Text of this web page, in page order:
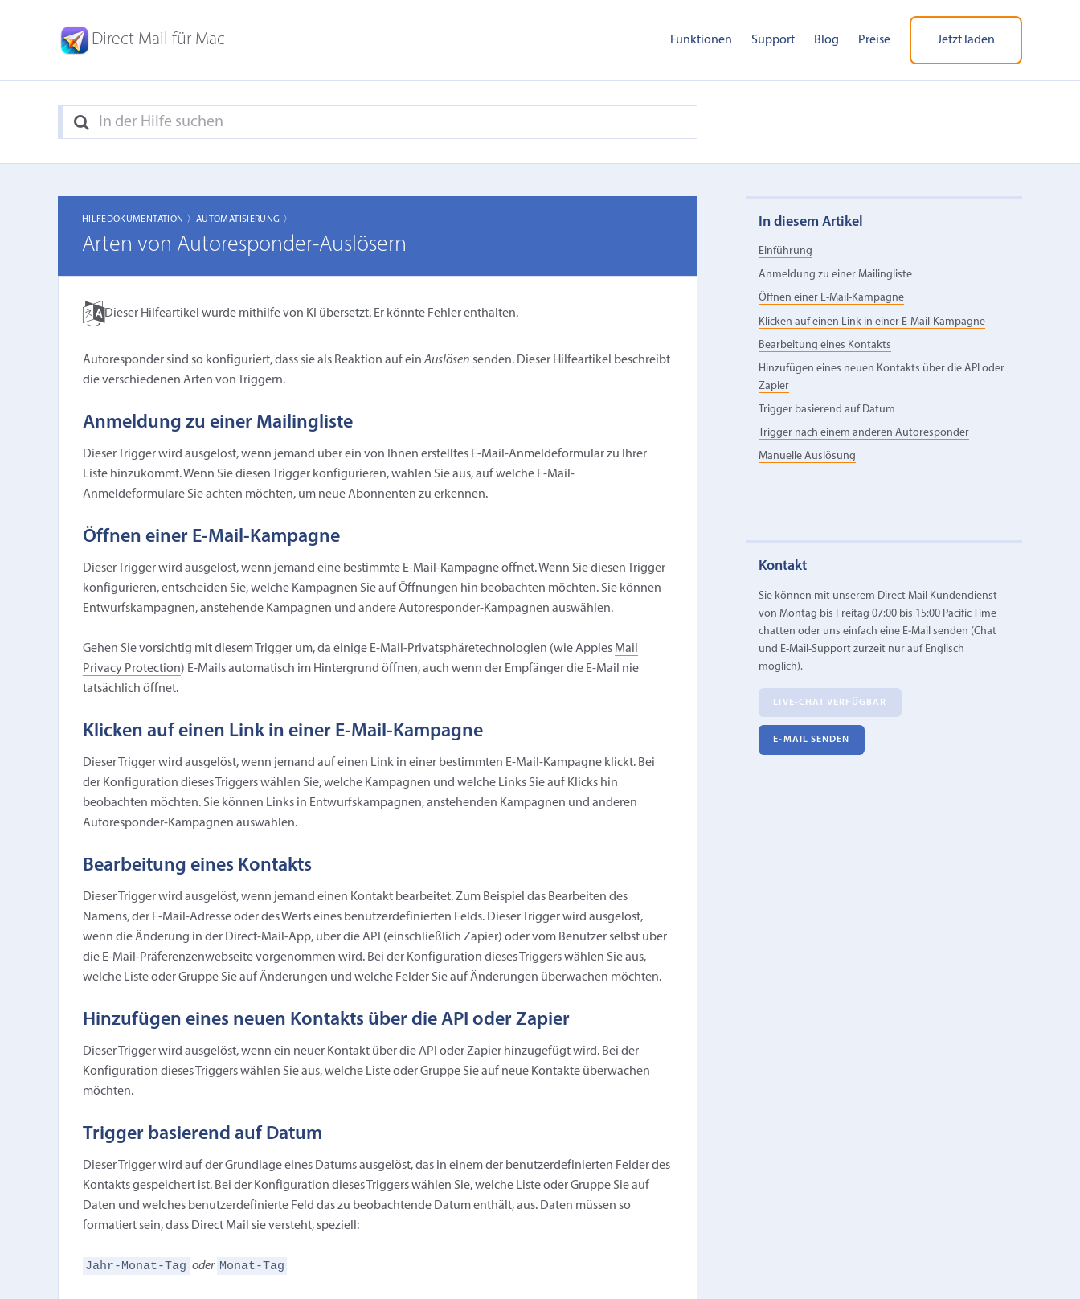
Direct Mail für Mac Funktionen Support Blog Preise Jetzt laden
HILFEDOKUMENTATION 〉AUTOMATISIERUNG 〉
Arten von Autoresponder-Auslösern
Dieser Hilfeartikel wurde mithilfe von KI übersetzt. Er könnte Fehler enthalten.
Autoresponder sind so konfiguriert, dass sie als Reaktion auf einAuslösen senden. Dieser Hilfeartikel beschreibt
die verschiedenen Arten von Triggern.
Anmeldung zu einer Mailingliste
Dieser Trigger wird ausgelöst, wenn jemand über ein von Ihnen erstelltes E-Mail-Anmeldeformular zu Ihrer
Liste hinzukommt. Wenn Sie diesen Trigger konfigurieren, wählen Sie aus, auf welche E-Mail-
Anmeldeformulare Sie achten möchten, um neue Abonnenten zu erkennen.
Öffnen einer E-Mail-Kampagne
Dieser Trigger wird ausgelöst, wenn jemand eine bestimmte E-Mail-Kampagne öffnet. Wenn Sie diesen Trigger
konfigurieren, entscheiden Sie, welche Kampagnen Sie auf Öffnungen hin beobachten möchten. Sie können
Entwurfskampagnen, anstehende Kampagnen und andere Autoresponder-Kampagnen auswählen.
Gehen Sie vorsichtig mit diesem Trigger um, da einige E-Mail-Privatsphäretechnologien (wie Apples Mail
Privacy Protection) E-Mails automatisch im Hintergrund öffnen, auch wenn der Empfänger die E-Mail nie
tatsächlich öffnet.
Klicken auf einen Link in einer E-Mail-Kampagne
Dieser Trigger wird ausgelöst, wenn jemand auf einen Link in einer bestimmten E-Mail-Kampagne klickt. Bei
der Konfiguration dieses Triggers wählen Sie, welche Kampagnen und welche Links Sie auf Klicks hin
beobachten möchten. Sie können Links in Entwurfskampagnen, anstehenden Kampagnen und anderen
Autoresponder-Kampagnen auswählen.
Bearbeitung eines Kontakts
Dieser Trigger wird ausgelöst, wenn jemand einen Kontakt bearbeitet. Zum Beispiel das Bearbeiten des
Namens, der E-Mail-Adresse oder des Werts eines benutzerdefinierten Felds. Dieser Trigger wird ausgelöst,
wenn die Änderung in der Direct-Mail-App, über die API (einschließlich Zapier) oder vom Benutzer selbst über
die E-Mail-Präferenzenwebseite vorgenommen wird. Bei der Konfiguration dieses Triggers wählen Sie aus,
welche Liste oder Gruppe Sie auf Änderungen und welche Felder Sie auf Änderungen überwachen möchten.
Hinzufügen eines neuen Kontakts über die API oder Zapier
Dieser Trigger wird ausgelöst, wenn ein neuer Kontakt über die API oder Zapier hinzugefügt wird. Bei der
Konfiguration dieses Triggers wählen Sie aus, welche Liste oder Gruppe Sie auf neue Kontakte überwachen
möchten.
Trigger basierend auf Datum
Dieser Trigger wird auf der Grundlage eines Datums ausgelöst, das in einem der benutzerdefinierten Felder des
Kontakts gespeichert ist. Bei der Konfiguration dieses Triggers wählen Sie, welche Liste oder Gruppe Sie auf
Daten und welches benutzerdefinierte Feld das zu beobachtende Datum enthält, aus. Daten müssen so
formatiert sein, dass Direct Mail sie versteht, speziell:
Jahr-Monat-Tag oder Monat-Tag
In diesem Artikel
Einführung
Anmeldung zu einer Mailingliste
Öffnen einer E-Mail-Kampagne
Klicken auf einen Link in einer E-Mail-Kampagne
Bearbeitung eines Kontakts
Hinzufügen eines neuen Kontakts über die API oder
Zapier
Trigger basierend auf Datum
Trigger nach einem anderen Autoresponder
Manuelle Auslösung
Kontakt
Sie können mit unserem Direct Mail Kundendienst
von Montag bis Freitag 07:00 bis 15:00 Pacific Time
chatten oder uns einfach eine E‑Mail senden (Chat
und E-Mail-Support zurzeit nur auf Englisch
möglich).
LIVE-CHAT VERFÜGBAR
E‑MAIL SENDEN